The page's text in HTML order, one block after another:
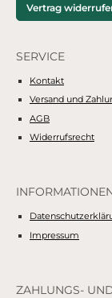
Vertrag
SERVICE
Kontakt
Versand und
AGB
Widerrufsrecht
Impressum
ZAHLUNGS-